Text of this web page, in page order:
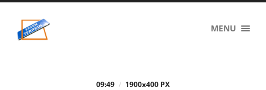
eigenzinnig
terrein
MENU
09:49 / 1900x400 PX